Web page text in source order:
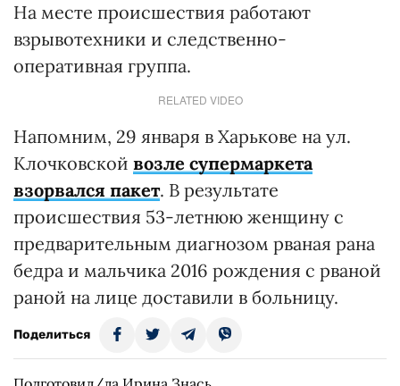
На месте происшествия работают
взрывотехники и следственно-
оперативная группа.
RELATED VIDEO
Напомним, 29 января в Харькове на ул.
Клочковской возле супермаркета
взорвался пакет. В результате
происшествия 53-летнюю женщину с
предварительным диагнозом рваная рана
бедра и мальчика 2016 рождения с рваной
раной на лице доставили в больницу.
Поделиться